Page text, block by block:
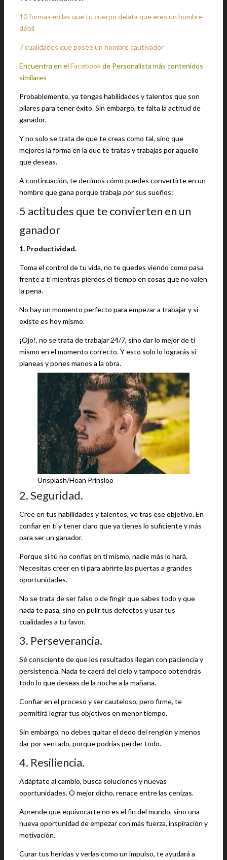
10 formas en las que tu cuerpo delata que eres un hombre
débil
7 cualidades que posee un hombre cautivador
Encuentra en el Facebookde Personalista más contenidos
similares
Probablemente, ya tengas habilidades y talentos que son
pilares para tener éxito. Sin embargo, te falta la actitud de
ganador.
Y no solo se trata de que te creas como tal, sino que
mejores la forma en la que te tratas y trabajas por aquello
que deseas.
A continuación, te decimos cómo puedes convertirte en un
hombre que gana porque trabaja por sus sueños:
5 actitudes que te convierten en un
ganador
1. Productividad.
Toma el control de tu vida, no te quedes viendo como pasa
frente a ti mientras pierdes el tiempo en cosas que no valen
la pena.
No hay un momento perfecto para empezar a trabajar y si
existe es hoy mismo.
¡Ojo!, no se trata de trabajar 24/7, sino dar lo mejor de ti
mismo en el momento correcto. Y esto solo lo lograrás si
planeas y pones manos a la obra.
Unsplash/Hean Prinsloo
2. Seguridad.
Cree en tus habilidades y talentos, ve tras ese objetivo. En
confiar en ti y tener claro que ya tienes lo suficiente y más
para ser un ganador.
Porque si tú no confías en ti mismo, nadie más lo hará.
Necesitas creer en ti para abrirte las puertas a grandes
oportunidades.
No se trata de ser falso o de fingir que sabes todo y que
nada te pasa, sino en pulir tus defectos y usar tus
cualidades a tu favor.
3. Perseverancia.
Sé consciente de que los resultados llegan con paciencia y
persistencia. Nada te caerá del cielo y tampoco obtendrás
todo lo que deseas de la noche a la mañana.
Confiar en el proceso y ser cauteloso, pero firme, te
permitirá lograr tus objetivos en menor tiempo.
Sin embargo, no debes quitar el dedo del renglón y menos
dar por sentado, porque podrías perder todo.
4. Resiliencia.
Adáptate al cambio, busca soluciones y nuevas
oportunidades. O mejor dicho, renace entre las cenizas.
Aprende que equivocarte no es el fin del mundo, sino una
nueva oportunidad de empezar con más fuerza, inspiración y
motivación.
Curar tus heridas y verlas como un impulso, te ayudará a